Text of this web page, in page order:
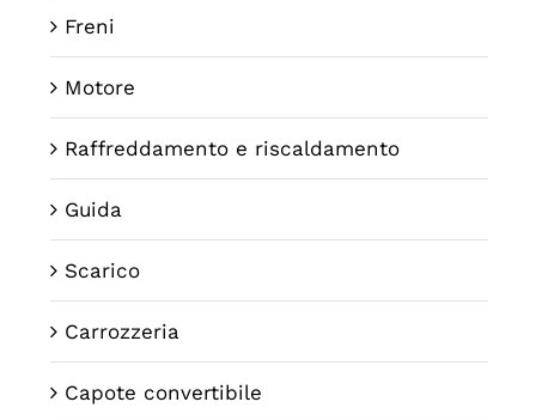
Freni
Motore
Raffreddamento e riscaldamento
Guida
Scarico
Carrozzeria
Capote convertibile